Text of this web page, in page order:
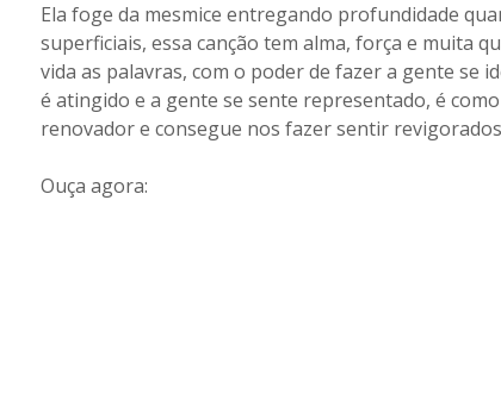
Ela foge da mesmice entregando profundidade
superficiais, essa canção tem alma, força e muita
vida as palavras, com o poder de fazer a gente se
é atingido e a gente se sente representado, é
renovador e consegue nos fazer sentir
Ouça agora: